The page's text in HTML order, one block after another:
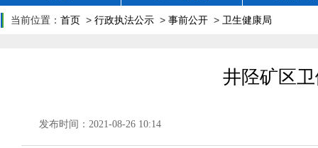
当前位置： 首页 > 行政执法公示 > 事前公开 > 卫生健康局
井陉矿区
发布时间：2021-08-26 10:14